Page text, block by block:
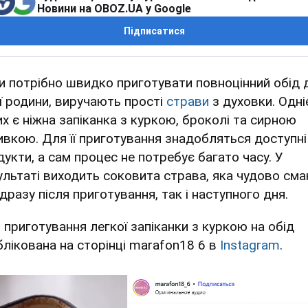
Новини на OBOZ.UA у Google
Підписатися
потрібно швидко приготувати повноцінний обід
родини, виручають прості страви з духовки.
є ніжна запіканка з куркою, броколі та сирною
Для її приготування знадобляться доступні
а сам процес не потребує багато часу. У
виходить соковита страва, яка чудово
після приготування, так і наступного дня.
приготування легкої запіканки з куркою на обід
на сторінці marafon18 6 в Instagram.